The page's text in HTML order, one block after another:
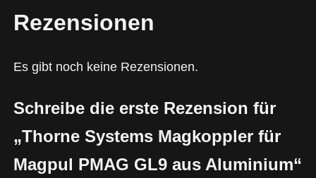
n
e
e
m
Rezensionen
Es gibt noch keine Rezensionen.
Schreibe die erste Rezension für
„Thorne Systems Magkoppler für
Magpul PMAG GL9 aus Aluminium“